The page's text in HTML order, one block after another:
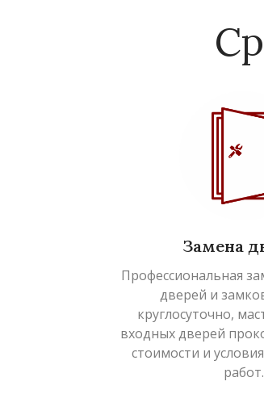
Замена
Профессиональная
дверей и
круглосуточно,
входных дверей
стоимости и
работ.